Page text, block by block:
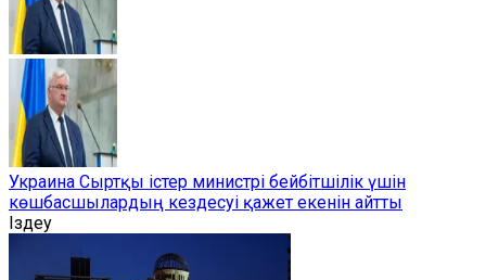
Украина Сыртқы істер министрі бейбітшілік үшін
көшбасшылардың кездесуі қажет екенін айтты
Іздеу